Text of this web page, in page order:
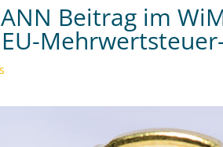
Beitrag im